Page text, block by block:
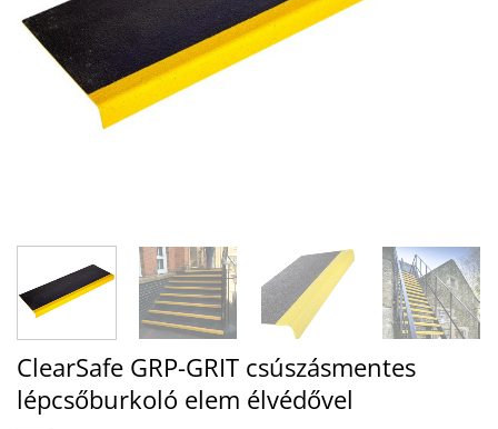
ClearSafe GRP-GRIT csúszásmentes
lépcsőburkoló elem élvédővel